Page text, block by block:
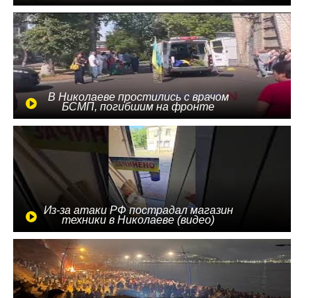
В Николаеве простились с врачом
БСМП, погибшим на фронте
Из-за атаки РФ пострадал магазин
техники в Николаеве (видео)